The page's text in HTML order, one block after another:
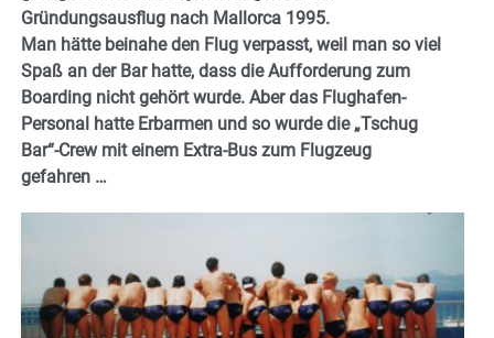
Gründungsausflug nach Mallorca 1995.
Man hätte beinahe den Flug verpasst, weil man so viel
Spaß an der Bar hatte, dass die Aufforderung zum
Boarding nicht gehört wurde. Aber das Flughafen-
Personal hatte Erbarmen und so wurde die „Tschug
Bar“-Crew mit einem Extra-Bus zum Flugzeug
gefahren …